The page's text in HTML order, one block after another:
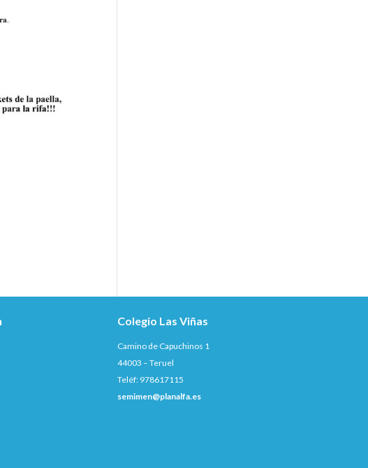
Colegio Las Viñas
Camino de Capuchinos 1
44003 – Teruel
Teléf: 978617115
semimen@planalfa.es